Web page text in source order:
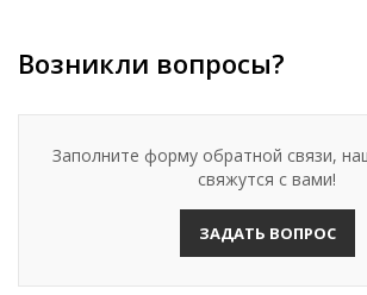
Возникли вопросы?
Заполните форму обратной связи,
свяжутся с вами!
ЗАДАТЬ ВОПРОС